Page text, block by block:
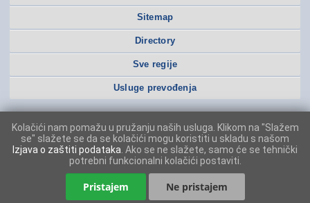
Sitemap
Directory
Sve regije
Usluge prevođenja
Kolačići nam pomažu u pružanju naših usluga. Klikom na "Slažem
se" slažete se da se kolačići mogu koristiti u skladu s našom
Izjava o zaštiti podataka . Ako se ne slažete, samo će se tehnički
potrebni funkcionalni kolačići postaviti.